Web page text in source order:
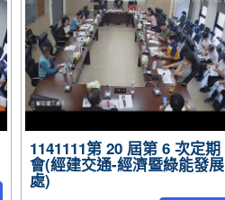
1141111第 20 屆第 6 次定期
會(經建交通-經濟暨綠能發展
處)